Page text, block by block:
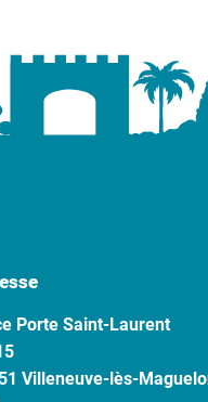
Porte Saint-Laurent
Villeneuve-lès-